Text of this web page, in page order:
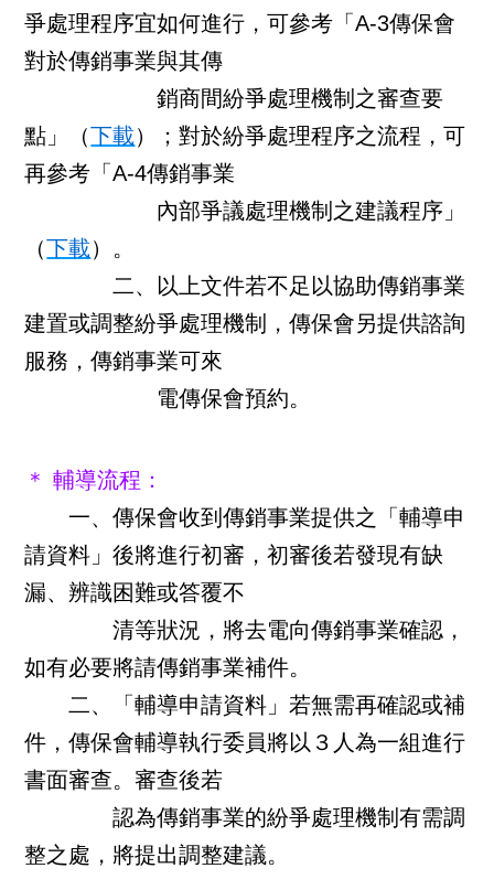
爭處理程序宜如何進行，可參考「A-3傳保會
對於傳銷事業與其傳
銷商間紛爭處理機制之審查要
點」（下載）；對於紛爭處理程序之流程，可
再參考「A-4傳銷事業
內部爭議處理機制之建議程序」
（下載）。
二、以上文件若不足以協助傳銷事業
建置或調整紛爭處理機制，傳保會另提供諮詢
服務，傳銷事業可來
電傳保會預約。
＊ 輔導流程：
一、傳保會收到傳銷事業提供之「輔導申
請資料」後將進行初審，初審後若發現有缺
漏、辨識困難或答覆不
清等狀況，將去電向傳銷事業確認，
如有必要將請傳銷事業補件。
二、「輔導申請資料」若無需再確認或補
件，傳保會輔導執行委員將以３人為一組進行
書面審查。審查後若
認為傳銷事業的紛爭處理機制有需調
整之處，將提出調整建議。